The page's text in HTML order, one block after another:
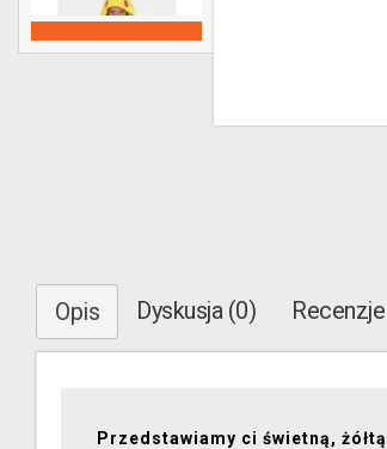
Opis Dyskusja (0)
Przedstawiamy ci świetną,